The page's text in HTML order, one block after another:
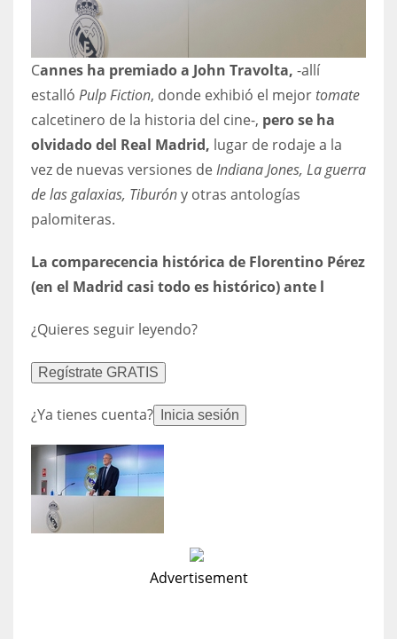
34
MIN
DEN
OAK
MIA
Cannes ha premiado a John Travolta, -allí
estalló Pulp Fiction, donde exhibió el mejortomate
calcetinero de la historia del cine-, pero se ha
olvidado del Real Madrid, lugar de rodaje a la
vez de nuevas versiones deIndiana Jones, La guerra
de las galaxias, Tiburóny otras antologías
palomiteras.
La comparecencia histórica de Florentino Pérez
(en el Madrid casi todo es histórico) ante l
¿Quieres seguir leyendo?
Regístrate GRATIS
¿Ya tienes cuenta? Inicia sesión
Advertisement